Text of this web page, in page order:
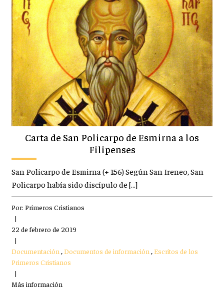
Carta de San Policarpo de Esmirna a los
Filipenses
San Policarpo de Esmirna (+ 156) Según San Ireneo, San
Policarpo había sido discípulo de […]
Por: Primeros Cristianos
|
22 de febrero de 2019
|
Documentación ,Documentos de información ,Escritos de los
Primeros Cristianos
|
Más información